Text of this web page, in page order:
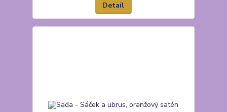
Detail